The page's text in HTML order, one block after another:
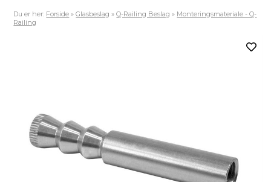
Du er her: Forside »Glasbeslag »Q-Railing Beslag » Monteringsmateriale - Q-
Railing